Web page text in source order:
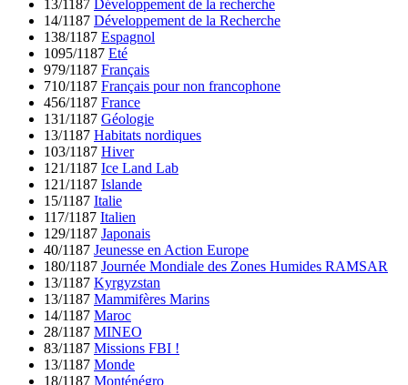
13/1187 Développement de la recherche
14/1187 Développement de la Recherche
138/1187 Espagnol
1095/1187 Eté
979/1187 Français
710/1187 Français pour non francophone
456/1187 France
131/1187 Géologie
13/1187 Habitats nordiques
103/1187 Hiver
121/1187 Ice Land Lab
121/1187 Islande
15/1187 Italie
117/1187 Italien
129/1187 Japonais
40/1187 Jeunesse en Action Europe
180/1187 Journée Mondiale des Zones Humides RAMSAR
13/1187 Kyrgyzstan
13/1187 Mammifères Marins
14/1187 Maroc
28/1187 MINEO
83/1187 Missions FBI !
13/1187 Monde
18/1187 Monténégro